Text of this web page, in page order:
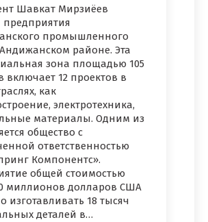
Шавкат Мирзиёев
предприятия
промышленного
районе. Эта
зона площадью 105
включает 12 проектов в
как
электротехника,
материалы. Одним из
общество с
ответственностью
Компонентс».
общей стоимостью
миллионов долларов США
изготавливать 18 тысяч
деталей в…